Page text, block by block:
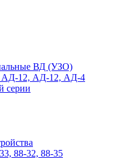
ВД (УЗО)
АД-12, АД-12, АД-4
серии
88-32, 88-35